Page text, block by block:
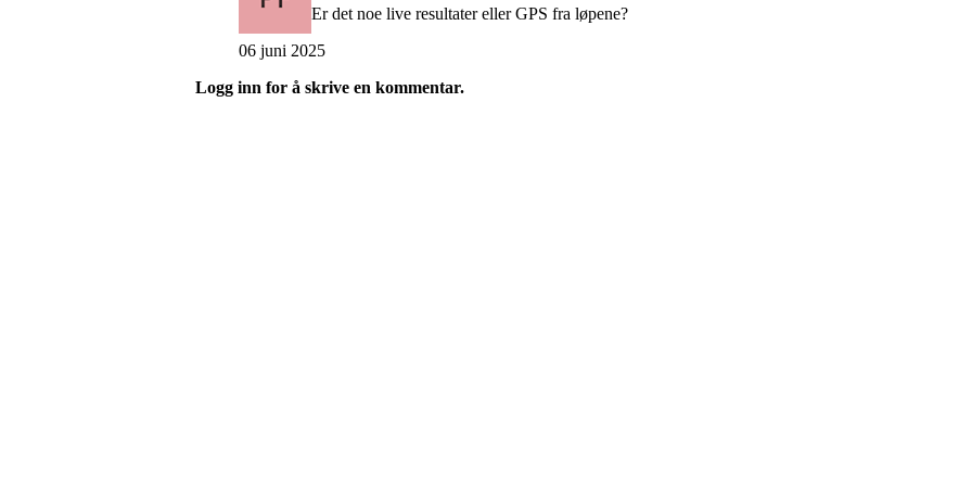
Er det noe live resultater eller GPS fra løpene?
06 juni 2025
Logg inn for å skrive en kommentar.